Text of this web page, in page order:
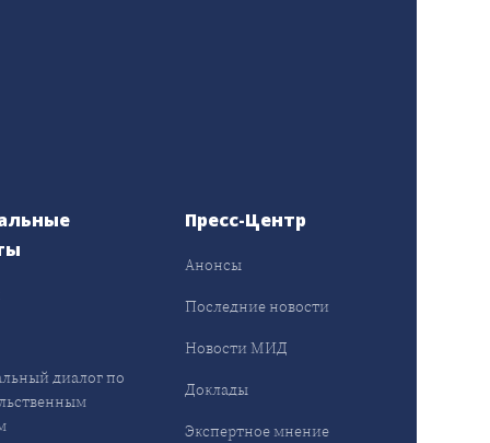
диалог по
Пресс-Центр
Анонсы
Последние новости
Новости МИД
Доклады
Экспертное мнение